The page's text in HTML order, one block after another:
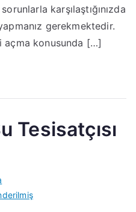
karşılaştığınızda
gerekmektedir.
açma konusunda […]
Tesisatçısı